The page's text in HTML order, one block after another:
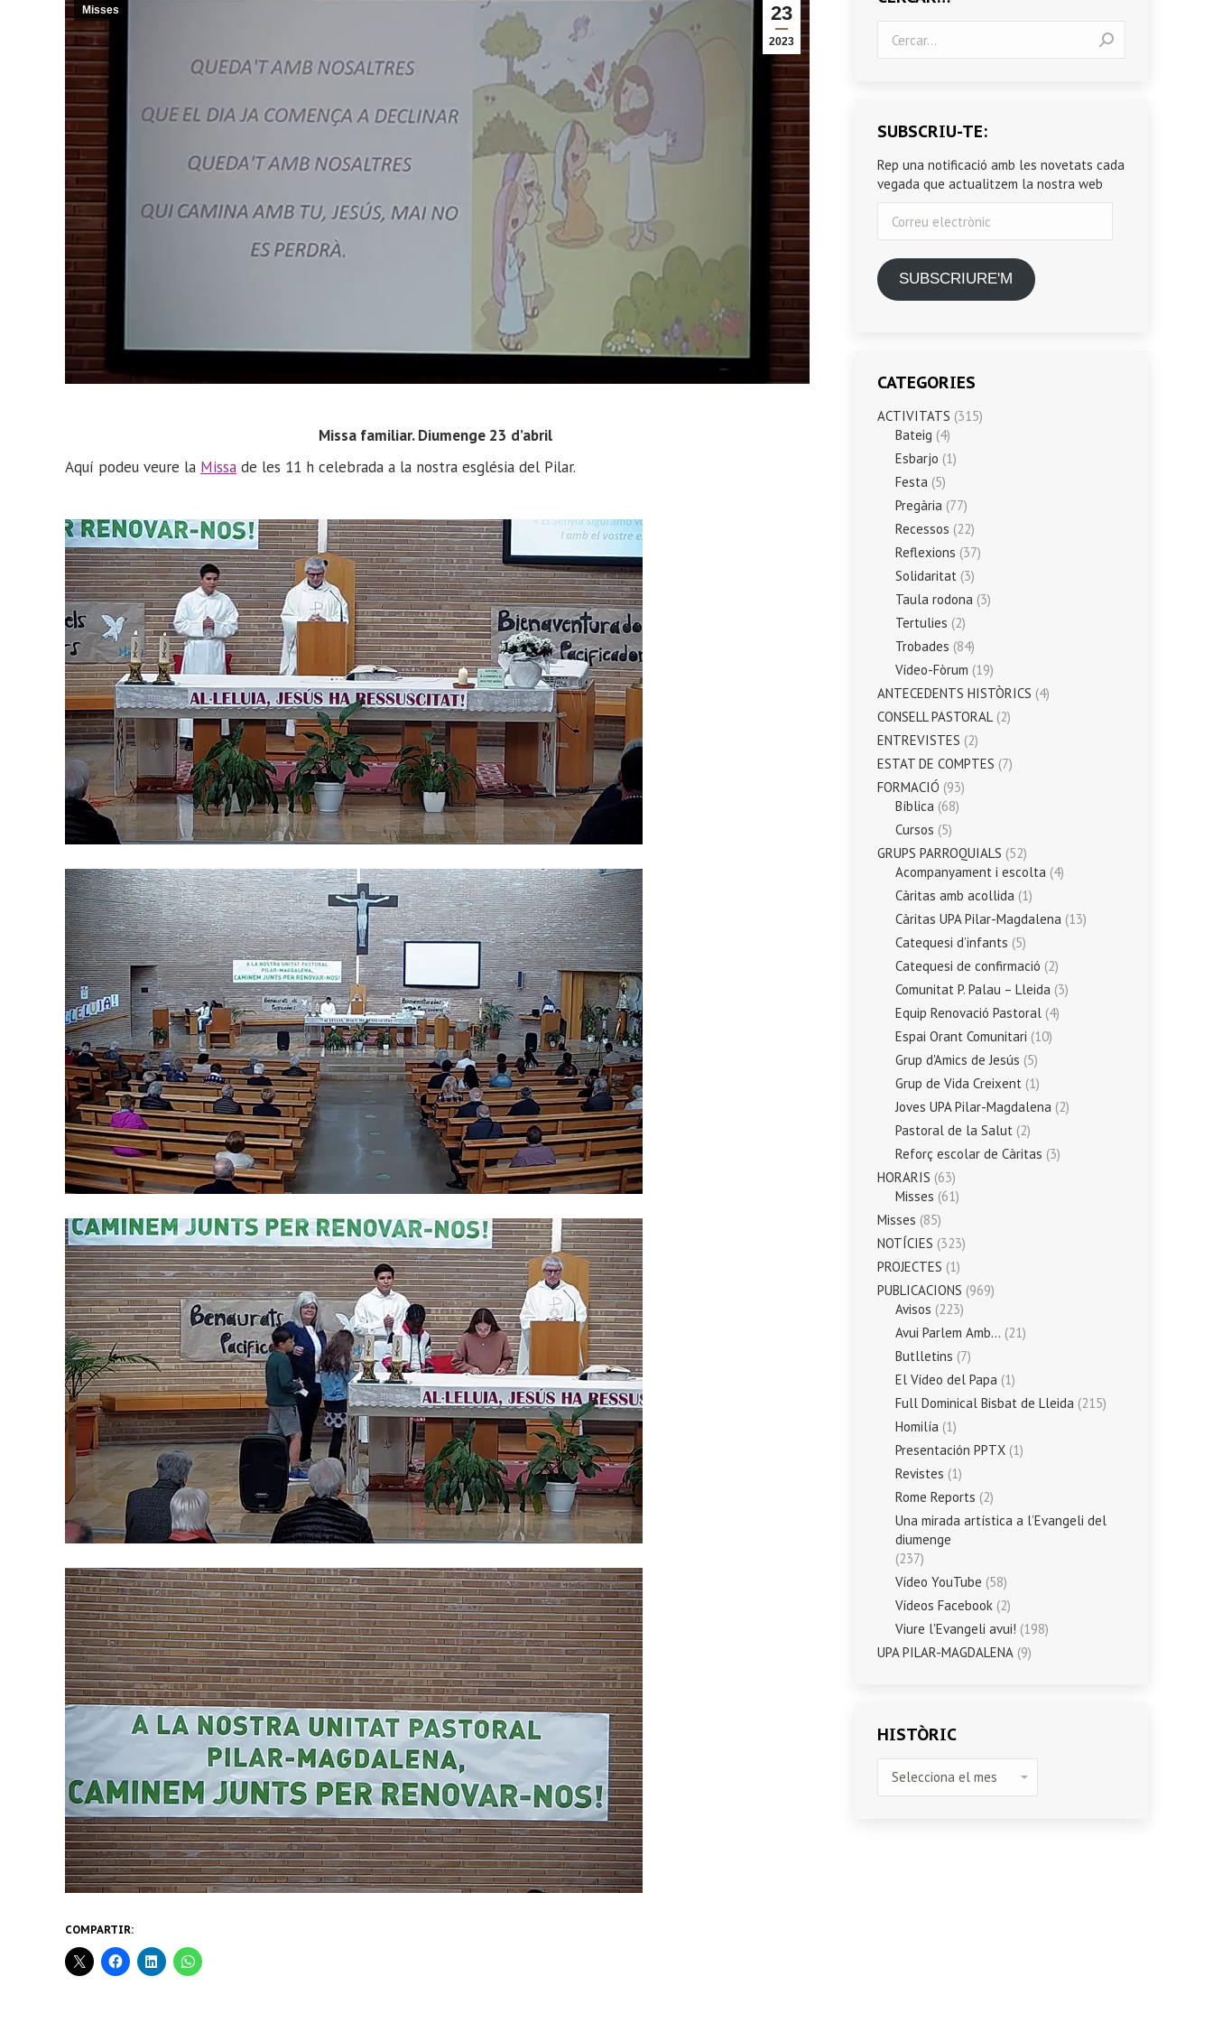
23
2023
Misses
Missa familiar. Diumenge 23 d’abril
Aquí podeu veure la Missa de les 11 h celebrada a la nostra església del Pilar.
COMPARTIR:
SUBSCRIU-TE:
Rep una notificació amb les novetats cada
vegada que actualitzem la nostra web
electrònic
SUBSCRIURE'M
CATEGORIES
ACTIVITATS (315)
Bateig (4)
Esbarjo (1)
Festa (5)
Pregària (77)
Recessos (22)
Reflexions (37)
Solidaritat (3)
Taula rodona (3)
Tertulies (2)
Trobades (84)
Vídeo-Fòrum (19)
ANTECEDENTS HISTÒRICS (4)
CONSELL PASTORAL (2)
ENTREVISTES (2)
ESTAT DE COMPTES (7)
FORMACIÓ (93)
Bíblica (68)
Cursos (5)
GRUPS PARROQUIALS (52)
Acompanyament i escolta (4)
Càritas amb acollida (1)
Càritas UPA Pilar-Magdalena (13)
Catequesi d’infants (5)
Catequesi de confirmació (2)
Comunitat P. Palau – Lleida (3)
Equip Renovació Pastoral (4)
Espai Orant Comunitari (10)
Grup d'Amics de Jesús (5)
Grup de Vida Creixent (1)
Joves UPA Pilar-Magdalena (2)
Pastoral de la Salut (2)
Reforç escolar de Càritas (3)
HORARIS (63)
Misses (61)
Misses (85)
NOTÍCIES (323)
PROJECTES (1)
PUBLICACIONS (969)
Avisos (223)
Avui Parlem Amb… (21)
Butlletins (7)
El Vídeo del Papa (1)
Full Dominical Bisbat de Lleida (215)
Homilía (1)
Presentación PPTX (1)
Revistes (1)
Rome Reports (2)
Una mirada artística a l’Evangeli del
diumenge
(237)
Vídeo YouTube (58)
Vídeos Facebook (2)
Viure l'Evangeli avui! (198)
UPA PILAR-MAGDALENA (9)
HISTÒRIC